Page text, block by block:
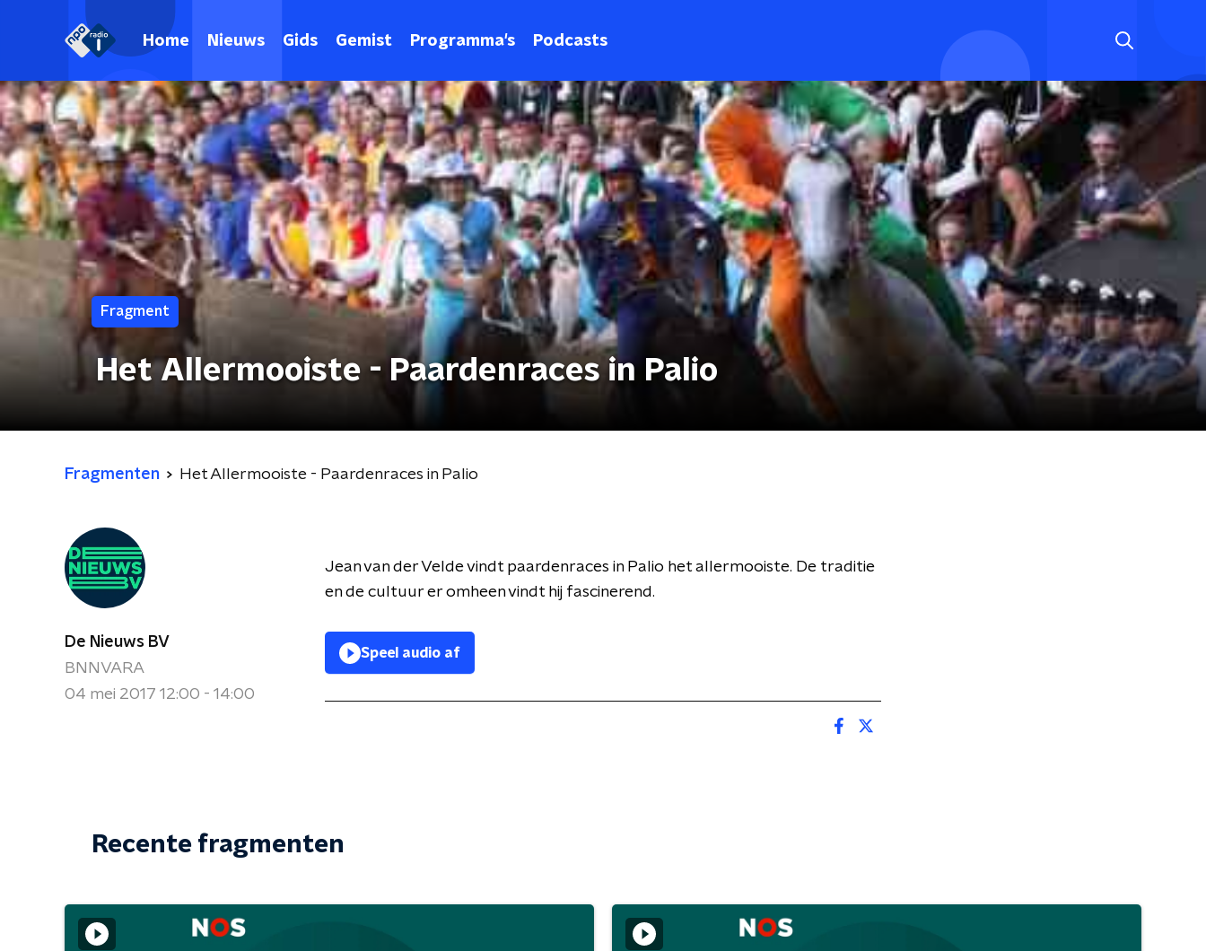
Home Nieuws Gids Gemist Programma's Podcasts
Fragment
Het Allermooiste - Paardenraces in Palio
Fragmenten Het Allermooiste - Paardenraces in Palio
De Nieuws BV
BNNVARA
04 mei 2017 12:00 - 14:00
Jean van der Velde vindt paardenraces in Palio het allermooiste. De traditie
en de cultuur er omheen vindt hij fascinerend.
Speel audio af
Recente fragmenten